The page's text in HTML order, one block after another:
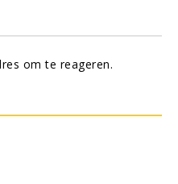
om te reageren.